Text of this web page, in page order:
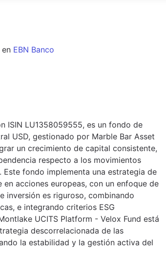
en EBN Banco
ISIN LU1358059555, es un fondo de
USD, gestionado por Marble Bar Asset
un crecimiento de capital consistente,
respecto a los movimientos
fondo implementa una estrategia de
acciones europeas, con un enfoque de
inversión es riguroso, combinando
e integrando criterios ESG
UCITS Platform - Velox Fund está
descorrelacionada de las
la estabilidad y la gestión activa del